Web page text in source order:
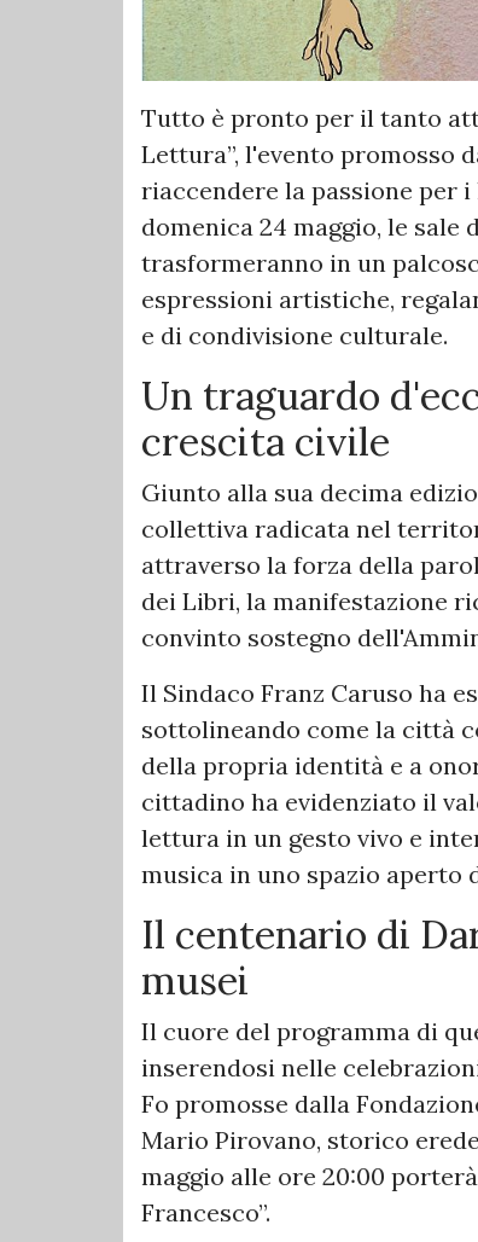
Tutto è pronto per il tanto
Lettura”, l'evento promosso
riaccendere la passione per
domenica 24 maggio, le
trasformeranno in un
espressioni artistiche,
e di condivisione culturale.
​Un traguardo
crescita civile
​Giunto alla sua decima
collettiva radicata nel
attraverso la forza della
dei Libri, la manifestazione
convinto sostegno
​Il Sindaco Franz Caruso ha
sottolineando come la città
della propria identità e a
cittadino ha evidenziato il
lettura in un gesto vivo e
musica in uno spazio aperto
​Il centenario di
musei
​Il cuore del programma di
inserendosi nelle
Fo promosse dalla
Mario Pirovano, storico
maggio alle ore 20:00
Francesco”.